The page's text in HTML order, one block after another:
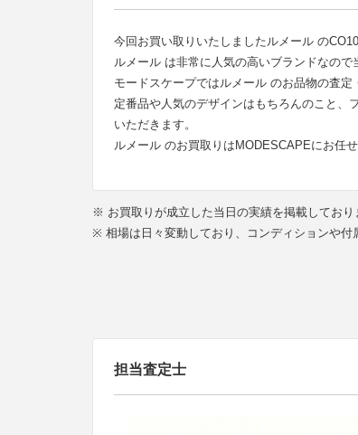
今回お買い取りいたしましたルメール の
ルメール は非常に人気の高いブランドなの
モードスケープではルメール のお品物の査
定番品や人気のデザインはもちろんのこと、
いただきます。
ルメール のお買取りはMODESCAPEにお任せ
※ お買取りが成立した当日の実績を掲載しており
※ 相場は日々変動しており、コンディションや付
担当査定士